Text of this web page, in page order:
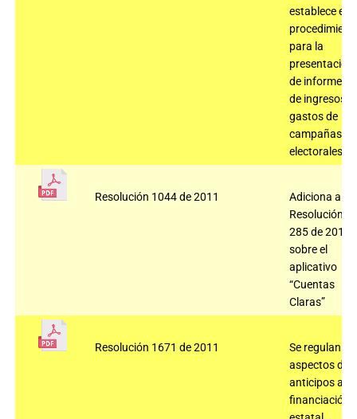
establece el
para la
presentación
de informes
de ingresos y
gastos de
campañas
electorales.
Resolución 1044 de 2011
Adiciona a la
Resolución
285 de 2010
sobre el
aplicativo
“Cuentas
Claras”
Resolución 1671 de 2011
Se regulan
aspectos de
anticipos a la
financiación